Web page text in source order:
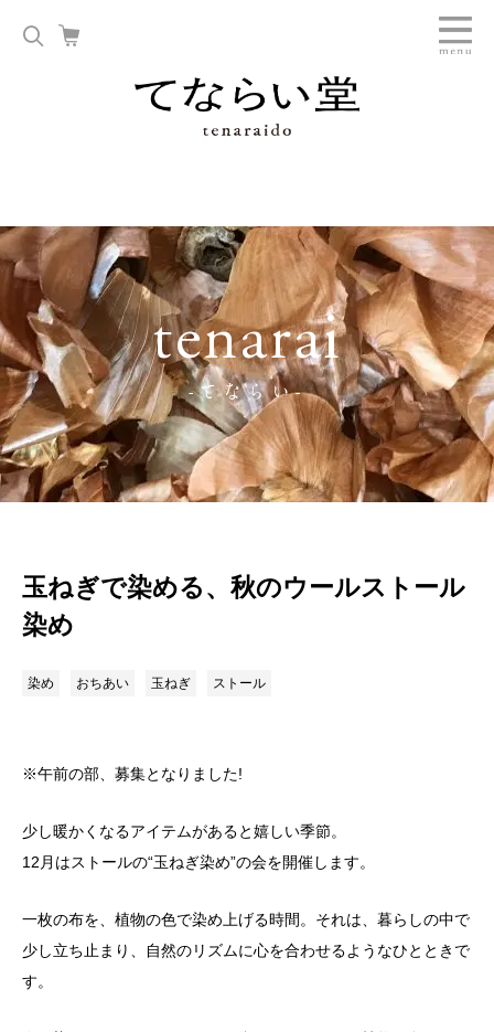
tenarai
-てならい-
玉ねぎで染める、秋のウールストール
染め
染め おちあい 玉ねぎ ストール
※午前の部、募集となりました!
少し暖かくなるアイテムがあると嬉しい季節。
12月はストールの“玉ねぎ染め”の会を開催します。
一枚の布を、植物の色で染め上げる時間。それは、暮らしの中で
少し立ち止まり、自然のリズムに心を合わせるようなひとときで
す。